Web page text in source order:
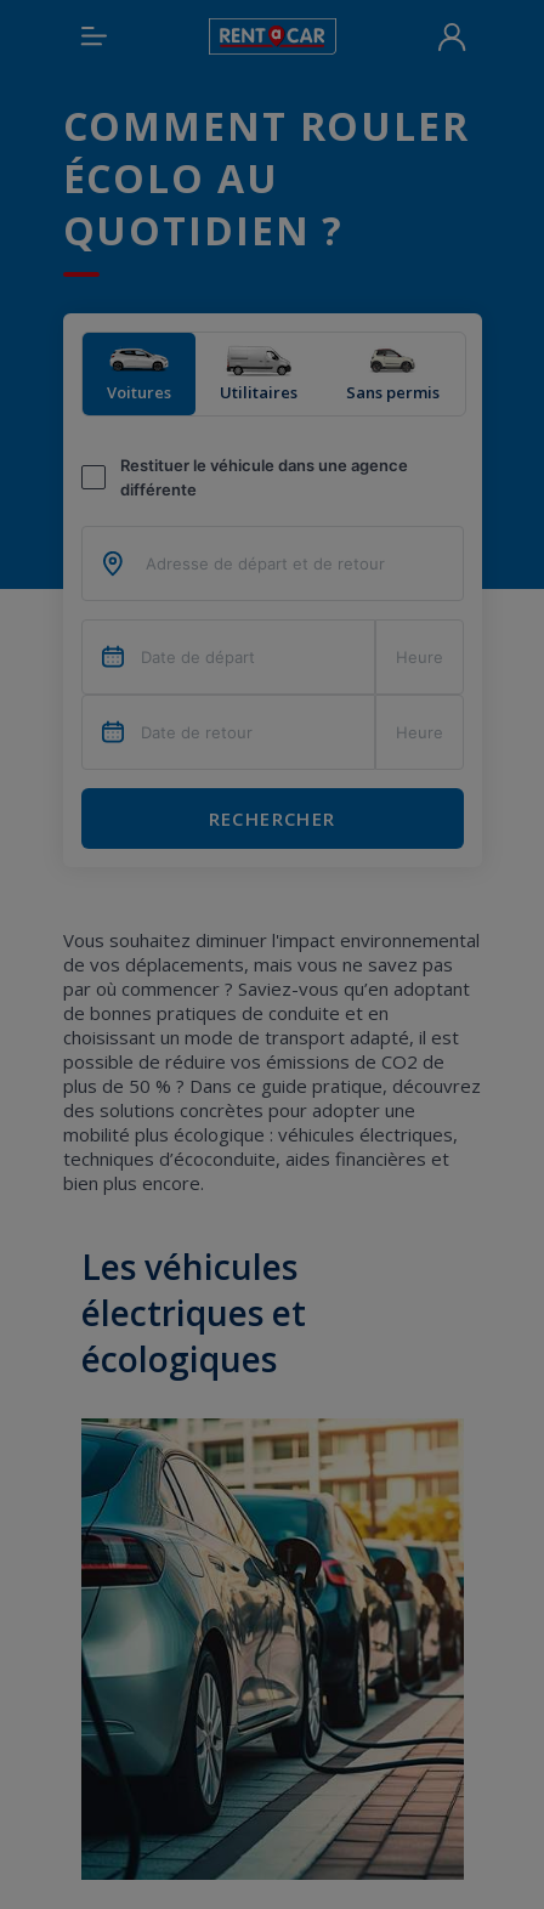
COMMENT ROULER
ÉCOLO AU
QUOTIDIEN ?
Voitures Utilitaires Sans permis
Restituer le véhicule dans une agence
différente
RECHERCHER
Vous souhaitez diminuer l'impact environnemental
de vos déplacements, mais vous ne savez pas
par où commencer ? Saviez-vous qu’en adoptant
de bonnes pratiques de conduite et en
choisissant un mode de transport adapté, il est
possible de réduire vos émissions de CO2 de
plus de 50 % ? Dans ce guide pratique, découvrez
des solutions concrètes pour adopter une
mobilité plus écologique : véhicules électriques,
techniques d’écoconduite, aides financières et
bien plus encore.
Les véhicules
électriques et
écologiques